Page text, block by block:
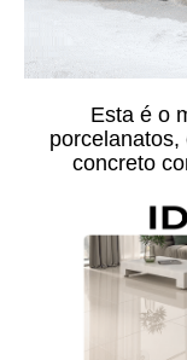
Esta é o
concreto